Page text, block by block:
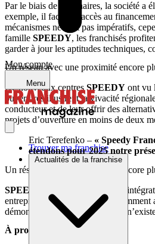
Mon compte
Menu
Trouver ma franchise
Actualités de la franchise
Par le biais de partenaires, la société a
exemple, il facilite l’accès au
mécanismes ne sont pas impératifs,
famille SPEEDY, les franchisés
garder à jour les aptitudes techniques,
Un réseau avec une proximité encore
De nouveaux centresSPEEDY ont vu
ouvertures illustrent la vivacité
conducteur et de leur offrir des
projets d’ouverture en moins de deux
Eric Terefenko – « Speedy
étendons pour 2025 notre
Un réseau avec une proximité encore
SPEEDY
France se réjouit de
entrepreneurs enthousiastes
démontrent principalement qu’il
À propos…